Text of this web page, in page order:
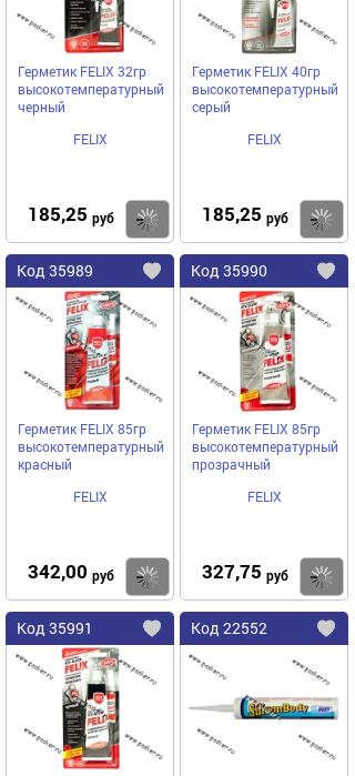
Герметик FELIX 32гр
высокотемпературный
черный
FELIX
185,25 руб Купить
Герметик FELIX 40гр
высокотемпературный
серый
FELIX
185,25 руб
Код 35989
Добавить
избранное
Герметик FELIX 85гр
высокотемпературный
красный
FELIX
342,00 руб Купить
Код 35990
Герметик FELIX 85гр
высокотемпературный
прозрачный
FELIX
327,75 руб
Код 35991
Добавить
избранное
Код 22552